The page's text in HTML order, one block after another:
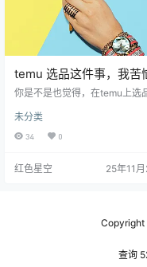
temu 选品这件事，我苦
3个月，才找到完美的秘
你是不是也觉得，在temu上选
的，想找点什么好卖的，总觉得
己一无所知。你有时候也是这样
得：你看到其他卖家都在赚得盆
跟你讲，这种感觉真的很不好
势。我记得我刚开始的时候，
想当然地选了一些自己觉得好看
未分类
34 0
红色星空 25年11
查询